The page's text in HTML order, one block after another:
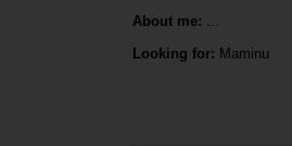
About me: ...
Looking for: Maminu